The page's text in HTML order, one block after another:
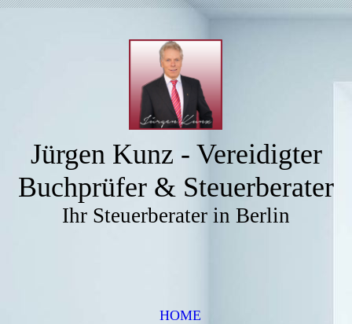
Jürgen Kunz - Vereidigter
Buchprüfer & Steuerberater
Ihr Steuerberater in Berlin
HOME